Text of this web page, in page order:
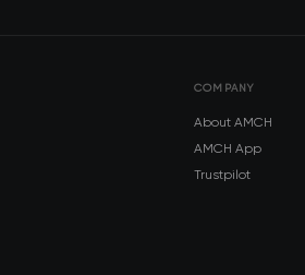
COMPANY
About AMCH
AMCH App
Trustpilot